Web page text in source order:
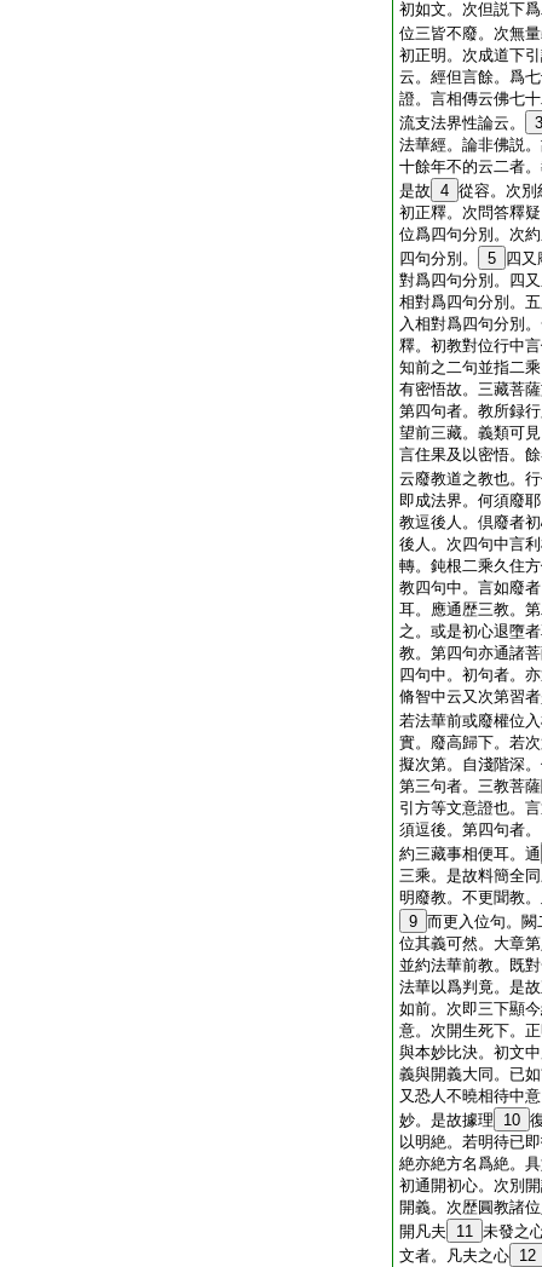
初如文。次但説下
位三皆不廢。次無
初正明。次成道下
云。經但言餘。爲
證。言相傳云佛七
流支法界性論云。
3
法華經。論非佛説
十餘年不的云二者
是故 4 從容。次別
初正釋。次問答釋
位爲四句分別。次
四句分別。
5 四又
對爲四句分別。四
相對爲四句分別。
入相對爲四句分別
釋。初教對位行中
知前之二句並指二
有密悟故。三藏菩
第四句者。教所録
望前三藏。義類可
言住果及以密悟。
云廢教道之教也。
即成法界。何須廢
教逗後人。倶廢者
後人。次四句中言
轉。鈍根二乘久住
教四句中。言如廢
耳。應通歴三教。
之。或是初心退墮
教。第四句亦通諸
四句中。初句者。
脩智中云又次第習
若法華前或廢權位
實。廢高歸下。若
擬次第。自淺階深
第三句者。三教菩
引方等文意證也。
須逗後。第四句者
約三藏事相便耳。通
三乘。是故料簡全
明廢教。不更聞教
9 而更入位句。
位其義可然。大章
並約法華前教。既
法華以爲判竟。是
如前。次即三下顯
意。次開生死下。
與本妙比決。初文
義與開義大同。已
又恐人不曉相待中
妙。是故據理
10
以明絶。若明待已
絶亦絶方名爲絶。
初通開初心。次別
開義。次歴圓教諸
開凡夫
11 未發之
文者。凡夫之心 12